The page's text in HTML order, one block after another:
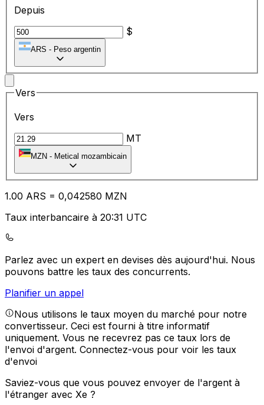
Depuis
$
ARS - Peso argentin
Vers
Vers
MT
MZN - Metical mozambicain
1.00 ARS = 0,042580 MZN
Taux interbancaire à 20:31 UTC
Parlez avec un expert en devises dès aujourd'hui. Nous
pouvons battre les taux des concurrents.
Planifier un appel
Nous utilisons le taux moyen du marché pour notre
convertisseur. Ceci est fourni à titre informatif
uniquement. Vous ne recevrez pas ce taux lors de
l'envoi d'argent. Connectez-vous pour voir les taux
d'envoi
Saviez-vous que vous pouvez envoyer de l'argent à
l'étranger avec Xe ?